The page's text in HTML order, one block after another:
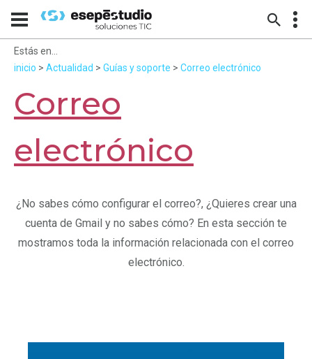
Estás en...
inicio > Actualidad > Guías y soporte > Correo electrónico
Correo
electrónico
¿No sabes cómo configurar el correo?, ¿Quieres crear una
cuenta de Gmail y no sabes cómo? En esta sección te
mostramos toda la información relacionada con el correo
electrónico.